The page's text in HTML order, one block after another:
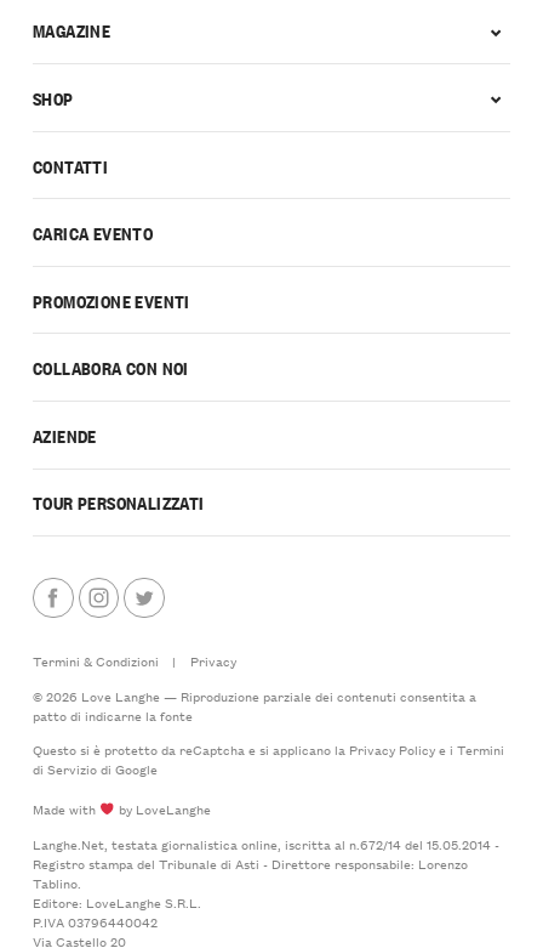
CONTATTI
CARICA EVENTO
PROMOZIONE EVENTI
COLLABORA CON NOI
AZIENDE
TOUR PERSONALIZZATI
MAGAZINE
SHOP
Termini & Condizioni |
Privacy
© 2026 Love Langhe — Riproduzione parziale dei contenuti consentita a
patto di indicarne la fonte
Questo si è protetto da reCaptcha e si applicano la Privacy Policye i Termini
di Serviziodi Google
Made with
by LoveLanghe
Langhe.Net, testata giornalistica online, iscritta al n.672/14 del 15.05.2014 -
Registro stampa del Tribunale di Asti - Direttore responsabile: Lorenzo
Tablino.
Editore: LoveLanghe S.R.L.
P.IVA 03796440042
Via Castello 20